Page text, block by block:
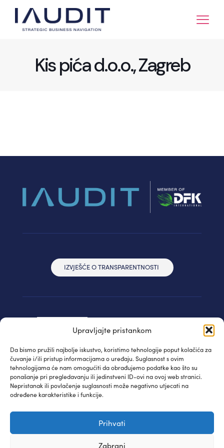
Upravljajte pristankom
Da bismo pružili najbolje iskustvo, koristimo tehnologije poput kolačića za
čuvanje i/ili pristup informacijama o uređaju. Suglasnost s ovim
tehnologijama će nam omogućiti da obrađujemo podatke kao što su
ponašanje pri pregledavanju ili jedinstveni ID-ovi na ovoj web stranici.
Nepristanak ili povlačenje suglasnosti može negativno utjecati na
određene karakteristike i funkcije.
Prihvati
Zabrani
Kis pića d.o.o., Zagreb
IZVJEŠĆE O TRANSPARENTNOSTI
Izjava privatnosti| WEB: